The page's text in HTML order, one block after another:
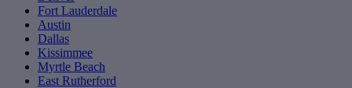
Fort Lauderdale
Austin
Dallas
Kissimmee
Myrtle Beach
East Rutherford